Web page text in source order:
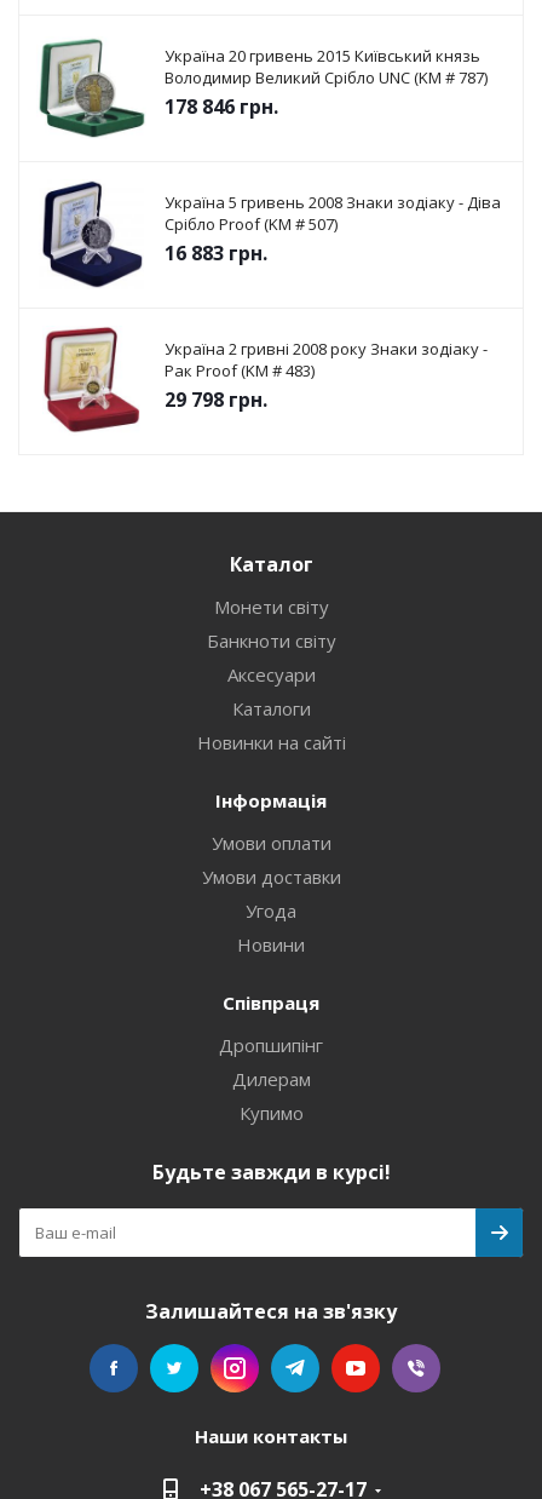
Україна 20 гривень 2015 Київський князь
Володимир Великий Срібло UNC (KM # 787)
178 846 грн.
Україна 5 гривень 2008 Знаки зодіаку - Діва
Срібло Proof (KM # 507)
16 883 грн.
Україна 2 гривні 2008 року Знаки зодіаку -
Рак Proof (KM # 483)
29 798 грн.
Каталог
Монети світу
Банкноти світу
Аксесуари
Каталоги
Новинки на сайті
Інформація
Умови оплати
Умови доставки
Угода
Новини
Співпраця
Дропшипінг
Дилерам
Купимо
Будьте завжди в курсі!
Залишайтеся на зв'язку
Наши контакты
+38 067 565-27-17